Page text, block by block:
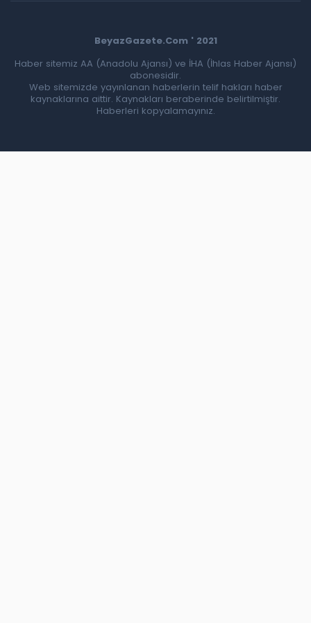
BeyazGazete.Com ' 2021
Haber sitemiz AA (Anadolu Ajansı) ve İHA (İhlas Haber Ajansı)
abonesidir.
Web sitemizde yayınlanan haberlerin telif hakları haber
kaynaklarına aittir. Kaynakları beraberinde belirtilmiştir.
Haberleri kopyalamayınız.